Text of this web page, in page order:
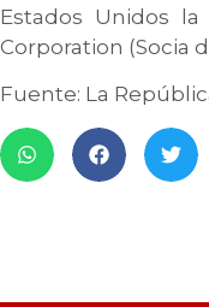
Estados Unidos
Corporation (Socia
Fuente: La